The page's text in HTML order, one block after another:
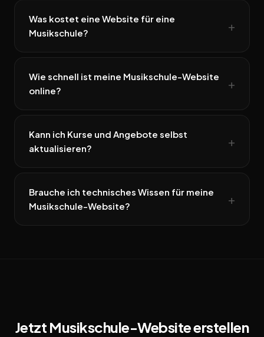
Was kostet eine Website für eine
Musikschule?
Wie schnell ist meine Musikschule-Website
online?
Kann ich Kurse und Angebote selbst
aktualisieren?
Brauche ich technisches Wissen für meine
Musikschule-Website?
Jetzt Musikschule-Website erstellen